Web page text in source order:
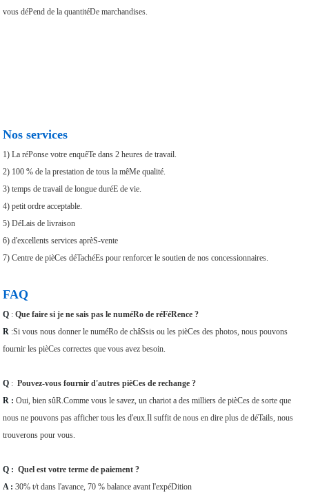
vous déPend de la quantitéDe marchandises.
Nos services
1) La réPonse votre enquêTe dans 2 heures de travail.
2) 100 % de la prestation de tous la mêMe qualité.
3) temps de travail de longue duréE de vie.
4) petit ordre acceptable.
5) DéLais de livraison
6) d'excellents services aprèS-vente
7) Centre de pièCes déTachéEs pour renforcer le soutien de nos concessionnaires.
FAQ
Q : Que faire si je ne sais pas le numéRo de réFéRence ?
R :Si vous nous donner le numéRo de châSsis ou les pièCes des photos, nous pouvons
fournir les pièCes correctes que vous avez besoin.
Q : Pouvez-vous fournir d'autres pièCes de rechange ?
R : Oui, bien sûR.Comme vous le savez, un chariot a des milliers de pièCes de sorte que
nous ne pouvons pas afficher tous les d'eux.Il suffit de nous en dire plus de déTails, nous
trouverons pour vous.
Q : Quel est votre terme de paiement ?
A : 30% t/t dans l'avance, 70 % balance avant l'expéDition